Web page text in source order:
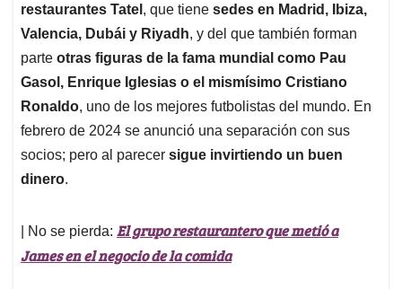
restaurantes Tatel , que tiene sedes en Madrid, Ibiza,
Valencia, Dubái y Riyadh, y del que también forman
parte otras figuras de la fama mundial como Pau
Gasol, Enrique Iglesias o el mismísimo Cristiano
Ronaldo, uno de los mejores futbolistas del mundo. En
febrero de 2024 se anunció una separación con sus
socios; pero al parecer sigue invirtiendo un buen
dinero.
| No se pierda: El grupo restaurantero que metió a
James en el negocio de la comida